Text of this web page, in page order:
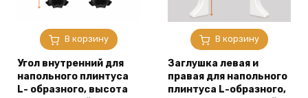
В корзину
Угол внутренний для
напольного плинтуса
L- образного, высота
В корзину
Заглушка левая и
правая для напольного
плинтуса L-образного,